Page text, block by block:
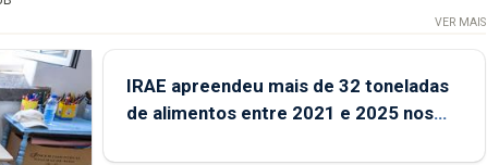
VER MAIS
IRAE apreendeu mais de 32 toneladas
de alimentos entre 2021 e 2025 nos